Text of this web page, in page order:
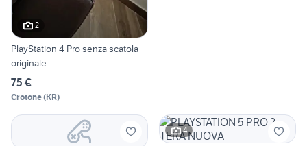
2
PlayStation 4 Pro senza scatola
originale
75 €
Crotone(KR)
4